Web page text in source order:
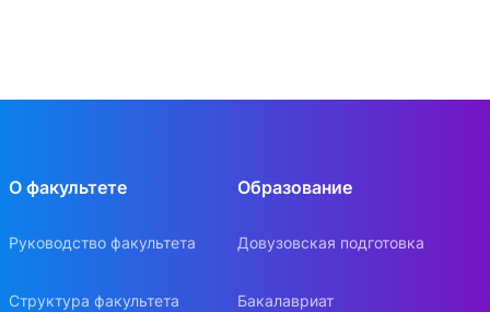
О факультете
Руководство факультета
Структура факультета
Образование
Довузовская подготовка
Бакалавриат